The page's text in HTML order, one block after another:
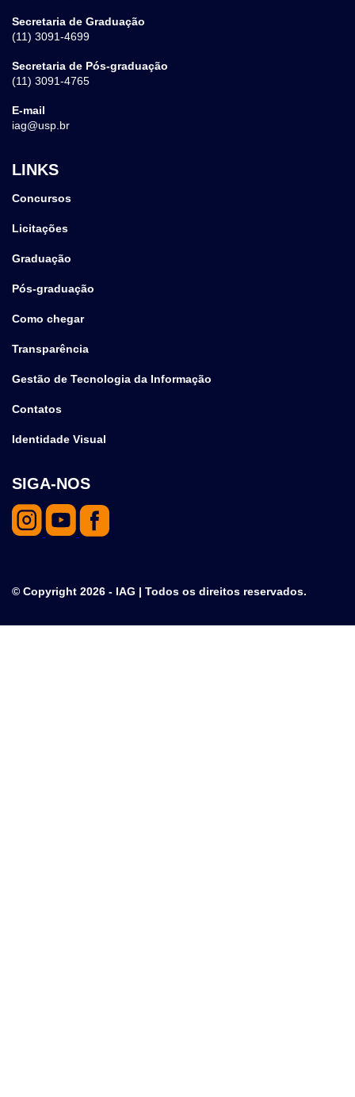
Secretaria de Graduação
(11) 3091-4699
Secretaria de Pós-graduação
(11) 3091-4765
E-mail
iag@usp.br
LINKS
Concursos
Licitações
Graduação
Pós-graduação
Como chegar
Transparência
Gestão de Tecnologia da Informação
Contatos
Identidade Visual
SIGA-NOS
© Copyright 2026 - IAG | Todos os direitos reservados.